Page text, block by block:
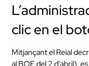
clic en el
Mitjançant el Reial
al BOE del 2 d’abril),